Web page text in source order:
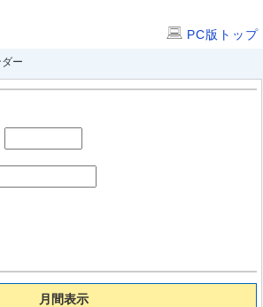
PC版トップ
ー
月間表示